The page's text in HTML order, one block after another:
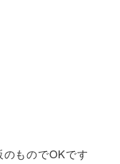
ものでOKです